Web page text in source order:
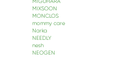
MIXSOON
MONCLOS
mommy care
Narka
NEEDLY
nesh
NEOGEN